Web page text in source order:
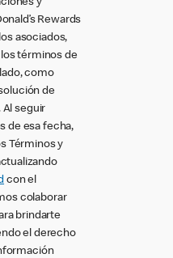
y
Rewards
asociados,
términos de
como
de
Al seguir
de esa fecha,
Términos y
con el
colaborar
brindarte
el derecho